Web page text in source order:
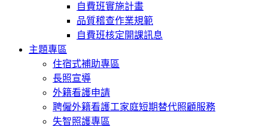
自費班實施計畫
品質稽查作業規範
自費班核定開課訊息
主題專區
住宿式補助專區
長照宣導
外籍看護申請
聘僱外籍看護工家庭短期替代照顧服務
失智照護專區